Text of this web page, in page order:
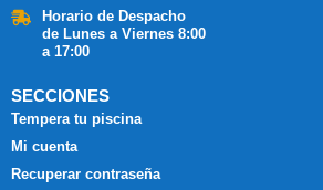
Horario de Despacho
de Lunes a Viernes 8:00
a 17:00
SECCIONES
Tempera tu piscina
Mi cuenta
Recuperar contraseña